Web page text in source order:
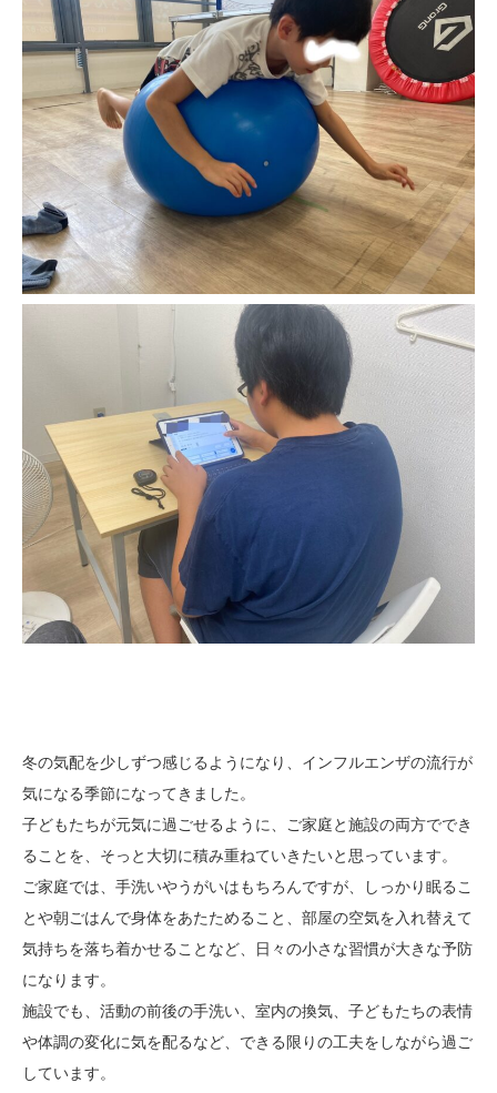
冬の気配を少しずつ感じるようになり、インフルエンザの流行が
気になる季節になってきました。
子どもたちが元気に過ごせるように、ご家庭と施設の両方ででき
ることを、そっと大切に積み重ねていきたいと思っています。
ご家庭では、手洗いやうがいはもちろんですが、しっかり眠るこ
とや朝ごはんで身体をあたためること、部屋の空気を入れ替えて
気持ちを落ち着かせることなど、日々の小さな習慣が大きな予防
になります。
施設でも、活動の前後の手洗い、室内の換気、子どもたちの表情
や体調の変化に気を配るなど、できる限りの工夫をしながら過ご
しています。